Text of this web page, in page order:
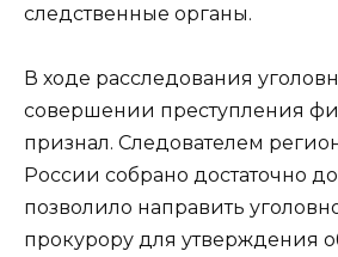
следственные органы.
В ходе расследования
совершении преступления
признал. Следователем
России собрано достаточно
позволило направить
прокурору для утверждения